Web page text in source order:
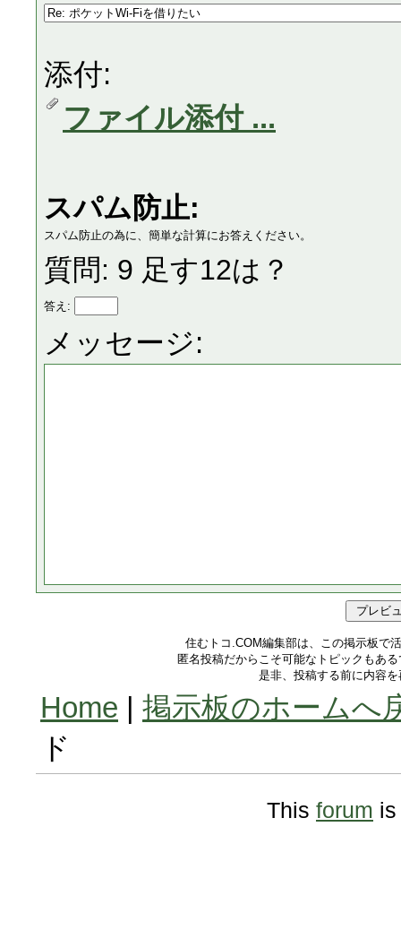
添付:
ファイル添付 ...
スパム防止:
スパム防止の為に、簡単な計算にお答えください。
質問: 9 足す12は？
答え:
メッセージ:
住むトコ.COM編集部は、この掲示板で
匿名投稿だからこそ可能なトピックもあ
是非、投稿する前に内容
Home | 掲示板のホームへ
ド
This forum